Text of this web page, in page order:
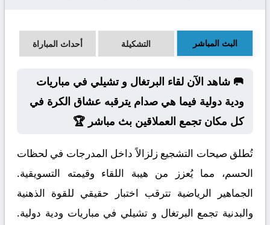
البث المباشر التشكيلة أحداث المباراة
🥅 شاهد الآن لقاء البرتغال و تشيلي في مباريات
ودية دولية فيما هي صدام يترقبه عشاق الكرة في
كل مكان تجمع العملاقين بث مباشر 🏆
تُطلق صيحات التشجيع زلزالاً داخل المدرجات في لحظات
الحسم، مما يُعزز من هيبة اللقاء وقيمته التسويقية.
الجماهير الرياضية تترقب اختبار حقيقي للقوة الذهنية
والبدنية تجمع البرتغال و تشيلي في مباريات ودية دولية.